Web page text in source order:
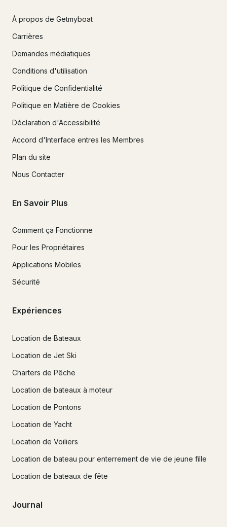
À propos de Getmyboat
Carrières
Demandes médiatiques
Conditions d'utilisation
Politique de Confidentialité
Politique en Matière de Cookies
Déclaration d'Accessibilité
Accord d'Interface entres les Membres
Plan du site
Nous Contacter
En Savoir Plus
Comment ça Fonctionne
Pour les Propriétaires
Applications Mobiles
Sécurité
Expériences
Location de Bateaux
Location de Jet Ski
Charters de Pêche
Location de bateaux à moteur
Location de Pontons
Location de Yacht
Location de Voiliers
Location de bateau pour enterrement de vie de jeune fille
Location de bateaux de fête
Journal